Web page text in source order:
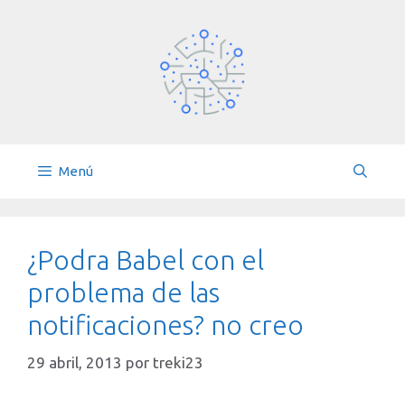
Menú
¿Podra Babel con el
problema de las
notificaciones? no creo
29 abril, 2013 por treki23